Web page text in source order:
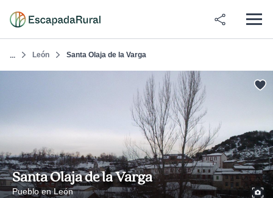
... León Santa Olaja de la Varga
Santa Olaja de la Varga
Pueblo en León